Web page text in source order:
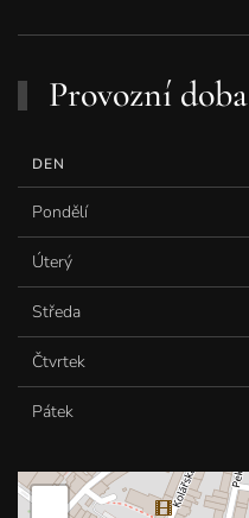
Provozní doba
DEN
Pondělí
Úterý
Středa
Čtvrtek
Pátek